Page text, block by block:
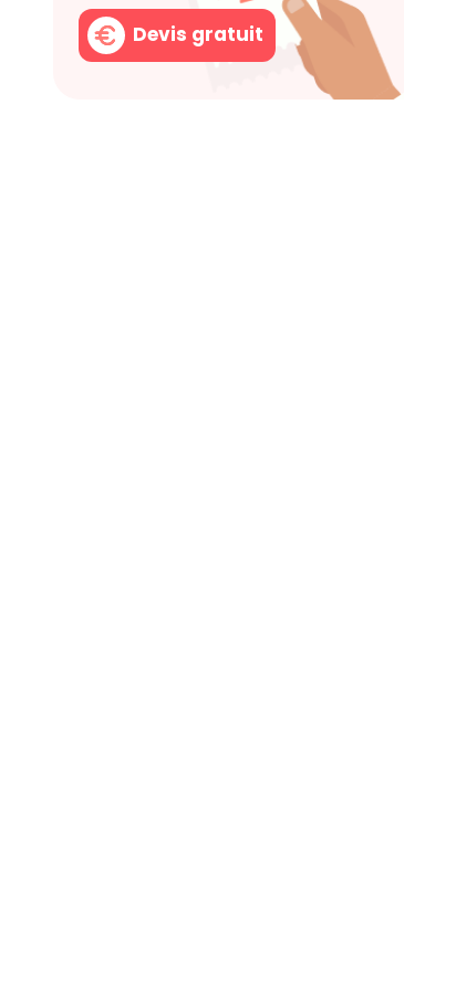
Devis gratuit